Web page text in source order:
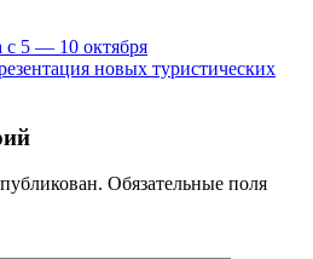
с 5 — 10 октября
новых туристических
Обязательные поля